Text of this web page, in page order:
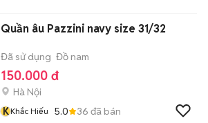
Quần âu Pazzini navy size 31/32
Đã sử dụng Đồ nam
150.000 đ
Hà Nội
KKhắc Hiếu 5.0 36 đã bán